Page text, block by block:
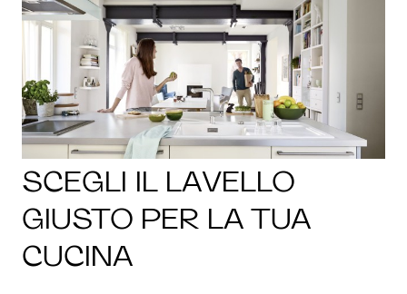
SCEGLI IL LAVELLO
GIUSTO PER LA TUA
CUCINA